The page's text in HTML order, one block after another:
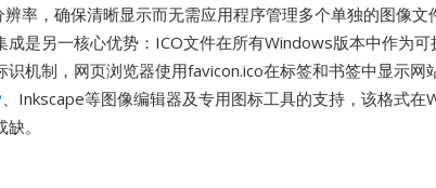
率，确保清晰显示而无需应用程序管理多个单独的图像文
成是另一核心优势：ICO文件在所有Windows版本中作为可
识机制，网页浏览器使用favicon.ico在标签和书签中显示网
、Inkscape等图像编辑器及专用图标工具的支持，该格式在
。